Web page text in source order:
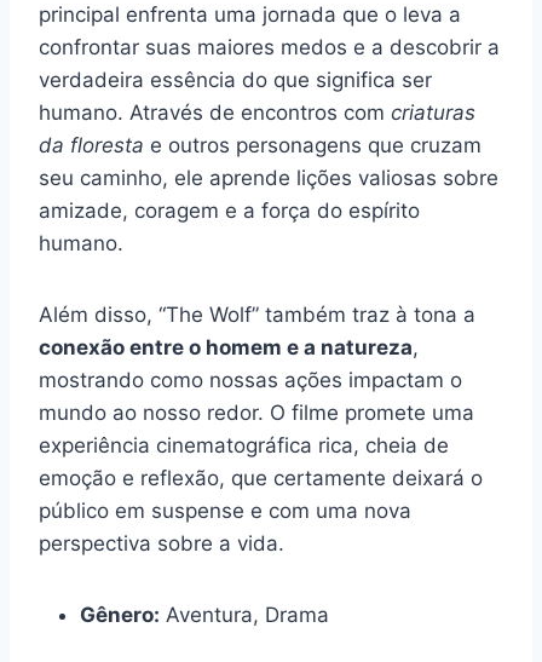
principal enfrenta uma jornada que o leva a
confrontar suas maiores medos e a descobrir a
verdadeira essência do que significa ser
humano. Através de encontros com criaturas
da floresta e outros personagens que cruzam
seu caminho, ele aprende lições valiosas sobre
amizade, coragem e a força do espírito
humano.
Além disso, “The Wolf” também traz à tona a
conexão entre o homem e a natureza,
mostrando como nossas ações impactam o
mundo ao nosso redor. O filme promete uma
experiência cinematográfica rica, cheia de
emoção e reflexão, que certamente deixará o
público em suspense e com uma nova
perspectiva sobre a vida.
Gênero: Aventura, Drama